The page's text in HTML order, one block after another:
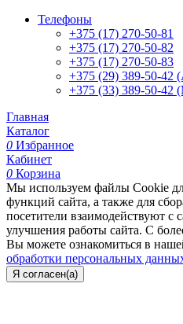
Телефоны
+375 (17) 270-50-81
+375 (17) 270-50-82
+375 (17) 270-50-83
+375 (29) 389-50-42
+375 (33) 389-50-42
Главная
Каталог
0 Избранное
Кабинет
0 Корзина
Мы используем файлы Cookie
функций сайта, а также для
посетители взаимодействуют с
улучшения работы сайта. С
Вы можете ознакомиться в
обработки персональных
Я согласен(а)